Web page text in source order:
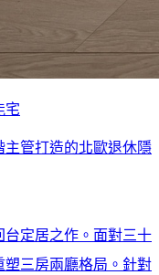
宅
主管打造的北歐退休隱
定居之作。面對三十
三房兩廳格局。針對